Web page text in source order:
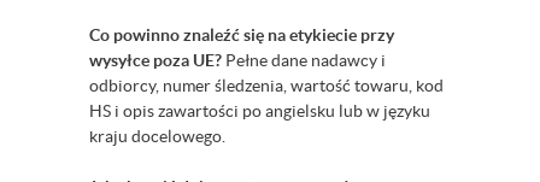
Co powinno znaleźć się na etykiecie przy
wysyłce poza UE? Pełne dane nadawcy i
odbiorcy, numer śledzenia, wartość towaru, kod
HS i opis zawartości po angielsku lub w języku
kraju docelowego.